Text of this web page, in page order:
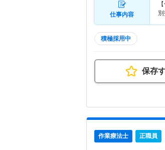
仕事内容
積極採用中
保存
作業療法士 正職員